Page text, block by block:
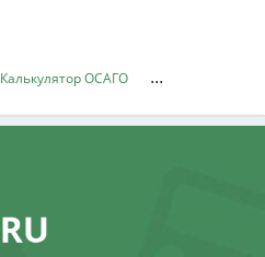
Калькулятор ОСАГО